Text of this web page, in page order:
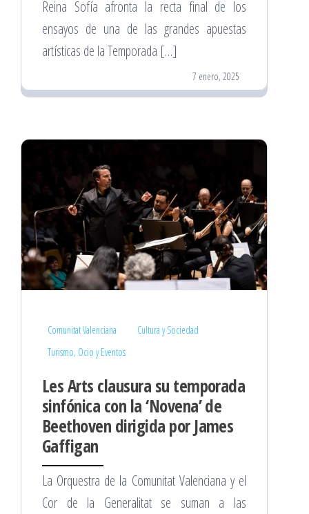
Reina Sofía afronta la recta final de los
ensayos de una de las grandes apuestas
artísticas de la Temporada […]
7 enero, 2025
Comunitat Valenciana
Cultura y Sociedad
Turismo, Ocio y Eventos
Les Arts clausura su temporada
sinfónica con la ‘Novena’ de
Beethoven dirigida por James
Gaffigan
La Orquestra de la Comunitat Valenciana y el
Cor de la Generalitat se suman a las